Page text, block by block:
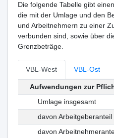
Die folgende Tabelle gibt
die mit der Umlage und den
und Arbeitnehmern zu einer
verbunden sind, sowie über
Grenzbeträge.
VBL-West VBL-Ost
Aufwendungen zur
Umlage insgesamt
davon Arbeitgeberanteil
davon